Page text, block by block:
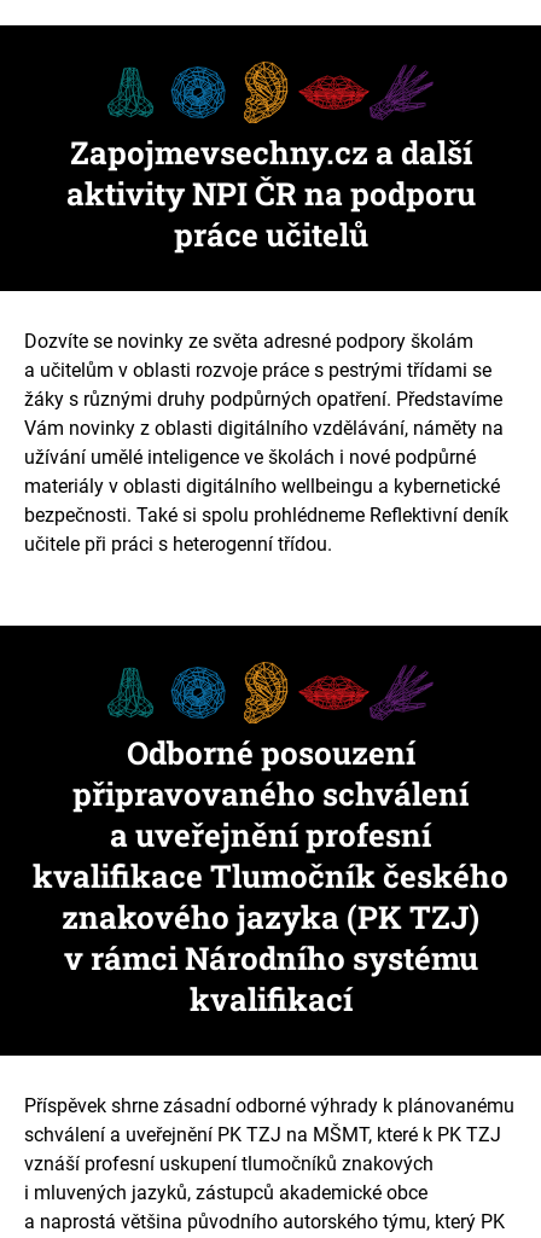
Zapojmevsechny.cz a další
aktivity NPI ČR na podporu
práce učitelů
Dozvíte se novinky ze světa adresné podpory školám
a učitelům v oblasti rozvoje práce s pestrými třídami se
žáky s různými druhy podpůrných opatření. Představíme
Vám novinky z oblasti digitálního vzdělávání, náměty na
užívání umělé inteligence ve školách i nové podpůrné
materiály v oblasti digitálního wellbeingu a kybernetické
bezpečnosti. Také si spolu prohlédneme Reflektivní deník
učitele při práci s heterogenní třídou.
Odborné posouzení
připravovaného schválení
a uveřejnění profesní
kvalifikace Tlumočník českého
znakového jazyka (PK TZJ)
v rámci Národního systému
kvalifikací
Příspěvek shrne zásadní odborné výhrady k plánovanému
schválení a uveřejnění PK TZJ na MŠMT, které k PK TZJ
vznáší profesní uskupení tlumočníků znakových
i mluvených jazyků, zástupců akademické obce
a naprostá většina původního autorského týmu, který PK